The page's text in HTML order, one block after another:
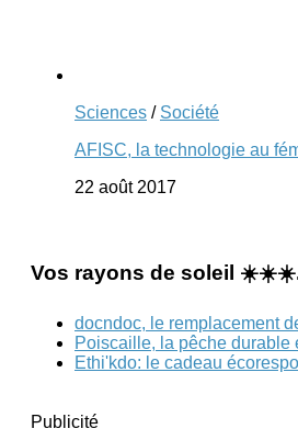
Sciences / Société
AFISC, la technologie au
22 août 2017
Vos rayons de soleil
docndoc, le remplacement
Poiscaille, la pêche durable
Ethi'kdo: le cadeau
Publicité